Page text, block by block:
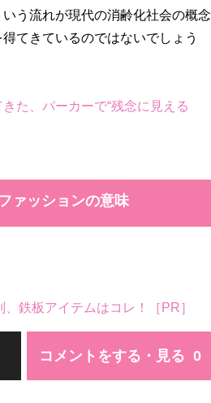
う流れが現代の消齢化社会の概念
てきているのではないでしょう
た、パーカーで“残念に見える
ァッションの意味
鉄板アイテムはコレ！［PR］
コメントをする・見る